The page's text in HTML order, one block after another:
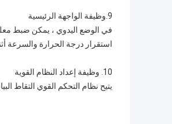
9.وظيفة الواجهة الرئيسية
في الوضع اليدوي ، يمكن ضبط
استقرار درجة الحرارة والسرعة
10. وظيفة إعداد النظام القوية
يتيح نظام التحكم القوي التقاط